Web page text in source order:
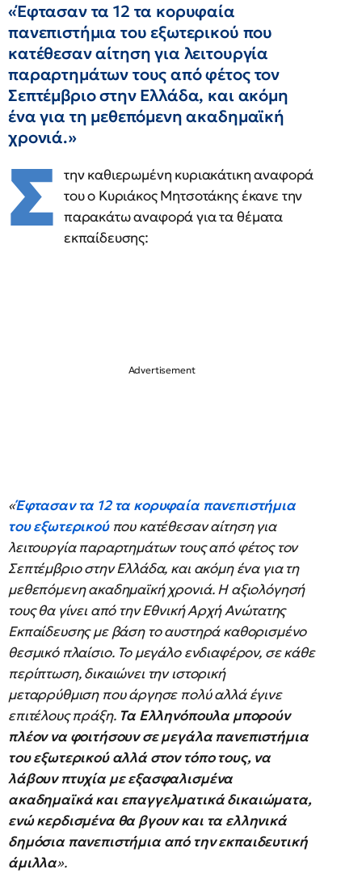
«Έφτασαν τα 12 τα κορυφαία
πανεπιστήμια του εξωτερικού που
κατέθεσαν αίτηση για λειτουργία
παραρτημάτων τους από φέτος τον
Σεπτέμβριο στην Ελλάδα, και ακόμη
ένα για τη μεθεπόμενη ακαδημαϊκή
χρονιά.»
Σ την καθιερωμένη κυριακάτικη αναφορά
του ο Κυριάκος Μητσοτάκης έκανε την
παρακάτω αναφορά για τα θέματα
εκπαίδευσης:
«Έφτασαν τα 12 τα κορυφαία πανεπιστήμια
του εξωτερικούπου κατέθεσαν αίτηση για
λειτουργία παραρτημάτων τους από φέτος τον
Σεπτέμβριο στην Ελλάδα, και ακόμη ένα για τη
μεθεπόμενη ακαδημαϊκή χρονιά. Η αξιολόγησή
τους θα γίνει από την Εθνική Αρχή Ανώτατης
Εκπαίδευσης με βάση το αυστηρά καθορισμένο
θεσμικό πλαίσιο. Το μεγάλο ενδιαφέρον, σε κάθε
περίπτωση, δικαιώνει την ιστορική
μεταρρύθμιση που άργησε πολύ αλλά έγινε
επιτέλους πράξη. Τα Ελληνόπουλα μπορούν
πλέον να φοιτήσουν σε μεγάλα πανεπιστήμια
του εξωτερικού αλλά στον τόπο τους, να
λάβουν πτυχία με εξασφαλισμένα
ακαδημαϊκά και επαγγελματικά δικαιώματα,
ενώ κερδισμένα θα βγουν και τα ελληνικά
δημόσια πανεπιστήμια από την εκπαιδευτική
άμιλλα».